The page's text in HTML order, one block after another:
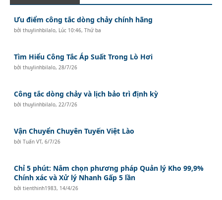
Ưu điểm công tắc dòng chảy chính hãng
bởithuylinhbilalo, Lúc 10:46, Thứ ba
Tìm Hiểu Công Tắc Áp Suất Trong Lò Hơi
bởithuylinhbilalo,28/7/26
Công tắc dòng chảy và lịch bảo trì định kỳ
bởithuylinhbilalo,22/7/26
Vận Chuyển Chuyên Tuyến Việt Lào
bởiTuấn VT,6/7/26
Chỉ 5 phút: Nắm chọn phương pháp Quản lý Kho 99,9%
Chính xác và Xử lý Nhanh Gấp 5 lần
bởitienthinh1983, 14/4/26